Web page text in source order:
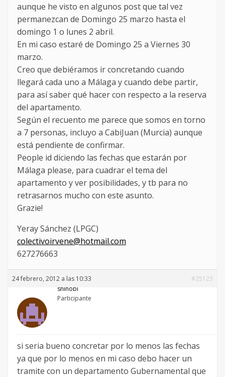
aunque he visto en algunos post que tal vez
permanezcan de Domingo 25 marzo hasta el
domingo 1 o lunes 2 abril.
En mi caso estaré de Domingo 25 a Viernes 30
marzo.
Creo que debiéramos ir concretando cuando
llegará cada uno a Málaga y cuando debe partir,
para así saber qué hacer con respecto a la reserva
del apartamento.
Según el recuento me parece que somos en torno
a 7 personas, incluyo a CabiJuan (Murcia) aunque
está pendiente de confirmar.
People id diciendo las fechas que estarán por
Málaga please, para cuadrar el tema del
apartamento y ver posibilidades, y tb para no
retrasarnos mucho con este asunto.
Grazie!
Yeray Sánchez (LPGC)
colectivoirvene@hotmail.com
627276663
24 febrero, 2012 a las 10:33
#25123
shinobi
Participante
si seria bueno concretar por lo menos las fechas
ya que por lo menos en mi caso debo hacer un
tramite con un departamento Gubernamental que